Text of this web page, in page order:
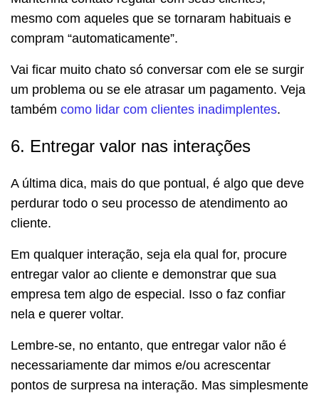
mesmo com aqueles que se tornaram habituais e
compram “automaticamente”.
Vai ficar muito chato só conversar com ele se surgir
um problema ou se ele atrasar um pagamento. Veja
também como lidar com clientes inadimplentes.
6. Entregar valor nas interações
A última dica, mais do que pontual, é algo que deve
perdurar todo o seu processo de atendimento ao
cliente.
Em qualquer interação, seja ela qual for, procure
entregar valor ao cliente e demonstrar que sua
empresa tem algo de especial. Isso o faz confiar
nela e querer voltar.
Lembre-se, no entanto, que entregar valor não é
necessariamente dar mimos e/ou acrescentar
pontos de surpresa na interação. Mas simplesmente